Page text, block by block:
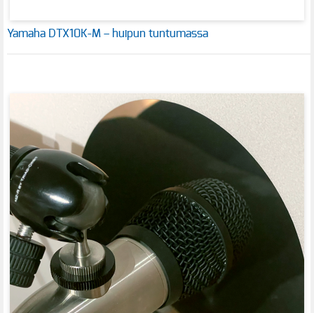
Yamaha DTX10K-M – huipun tuntumassa